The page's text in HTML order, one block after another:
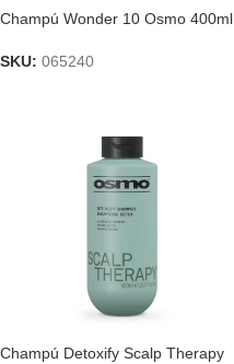
Champú Wonder 10 Osmo 400ml
SKU: 065240
Champú Detoxify Scalp Therapy